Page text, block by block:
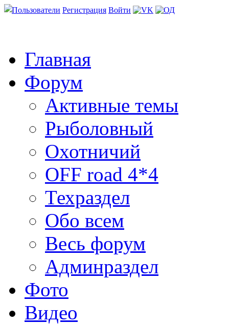
Пользователи Регистрация Войти
Главная
Форум
Активные темы
Рыболовный
Охотничий
OFF road 4*4
Техраздел
Обо всем
Весь форум
Админраздел
Фото
Видео